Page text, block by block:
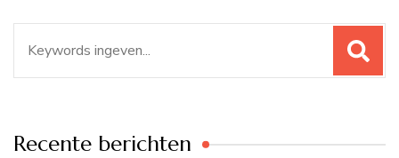
naar:
Recente berichten